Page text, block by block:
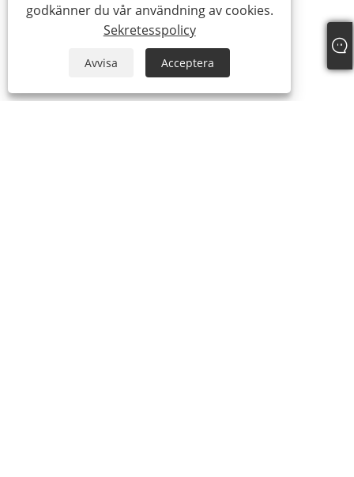
godkänner du vår användning av cookies.
Sekretesspolicy
Avvisa Acceptera